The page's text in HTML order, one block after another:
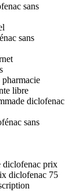
sans
sans
libre
diclofenac
sans
diclofenac prix
diclofenac 75